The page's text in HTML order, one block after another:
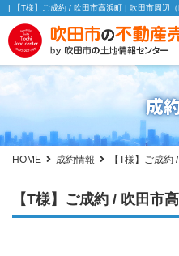
| 【T様】ご成約 / 吹田市高浜町 | 吹田市周辺
成
HOME 成約情報 【T様】ご成約
【T様】ご成約 / 吹田市高